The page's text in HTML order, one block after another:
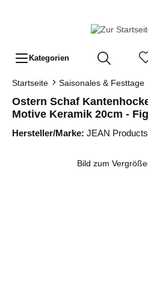
Kategorien
Startseite Saisonales & Festtage
Ostern Schaf
Motive Keramik 20cm -
Hersteller/Marke: JEAN Products
Bild zum